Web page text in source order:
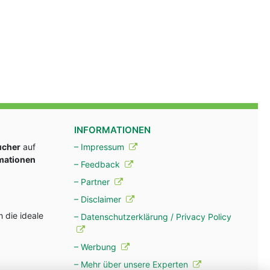
auf
die ideale
INFORMATIONEN
– Impressum
– Feedback
– Partner
– Disclaimer
– Datenschutzerklärung / Privacy Policy
– Werbung
– Mehr über unsere Experten